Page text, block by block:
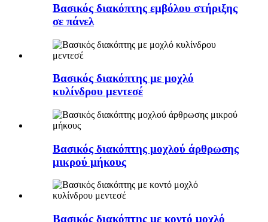
Βασικός διακόπτης εμβόλου στήριξης
σε πάνελ
Βασικός διακόπτης με μοχλό
κυλίνδρου μεντεσέ
Βασικός διακόπτης μοχλού άρθρωσης
μικρού μήκους
Βασικός διακόπτης με κοντό μοχλό